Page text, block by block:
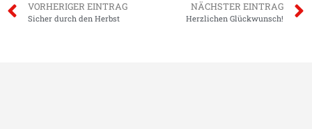
VORHERIGER EINTRAG
Sicher durch den Herbst
NÄCHSTER EINTRAG
Herzlichen Glückwunsch!